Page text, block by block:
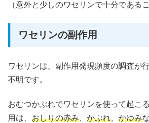
（意外と少しのワセリンで十分である
ワセリンの副作用
ワセリンは、副作用発現頻度の調査が
不明です。
おむつかぶれでワセリンを使って起こ
用は、 おしりの赤み かぶれ かゆみ